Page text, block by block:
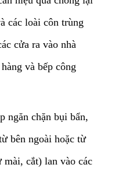
các loài côn trùng
cửa ra vào nhà
và bếp công
ngăn chặn bụi bẩn,
bên ngoài hoặc từ
mài, cắt) lan vào các